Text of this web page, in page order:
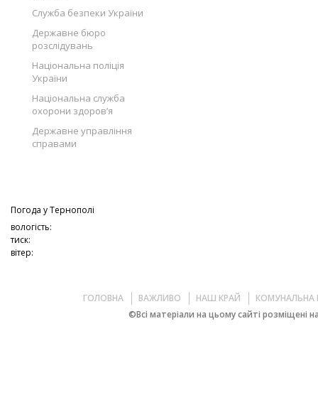
Служба безпеки України
Державне бюро
розслідувань
Національна поліція
України
Національна служба
охорони здоров’я
Державне управління
справами
Погода уТернополі
вологість:
тиск:
вітер:
ГОЛОВНА ВАЖЛИВО НАШ КРАЙ
КОМУНАЛЬНА
©Всі матеріали на цьому сайті розміщені